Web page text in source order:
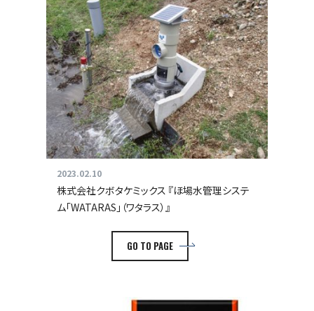
2023.02.10
株式会社クボタケミックス 『ほ場水管理システ
ム「WATARAS」（ワタラス）』
GO TO PAGE